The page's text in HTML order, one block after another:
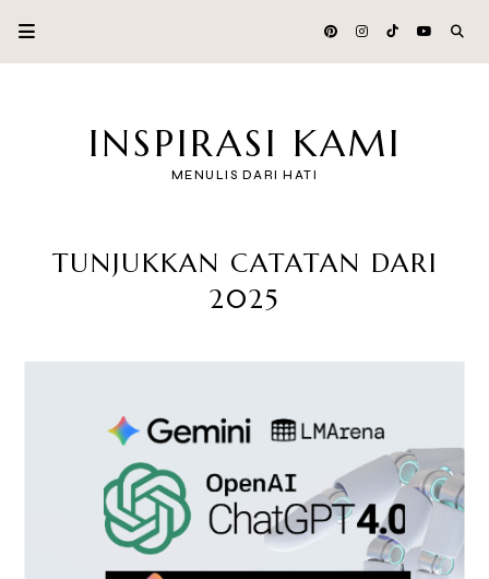
INSPIRASI KAMI
MENULIS DARI HATI
TUNJUKKAN CATATAN DARI
2025